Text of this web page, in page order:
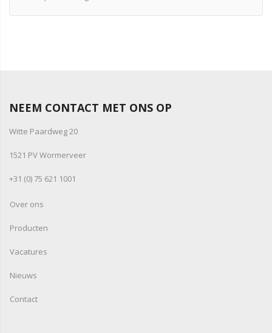
NEEM CONTACT MET ONS OP
Witte Paardweg 20
1521 PV Wormerveer
+31 (0) 75 621 1001
Over ons
Producten
Vacatures
Nieuws
Contact